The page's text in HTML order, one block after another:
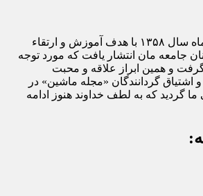
«مجله ماشین» از مهرماه سال ۱۳۵۸ با هدف آموزش و ارتقاء
جامعه مان انتشار یافت که مورد توجه
و همین ابراز علاقه و محبت
گردانندگان «مجله ماشین» در
گردید که به لطف خداوند هنوز ادامه